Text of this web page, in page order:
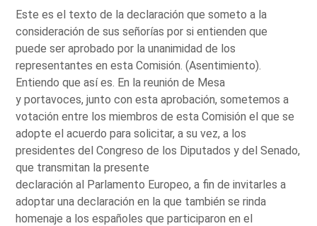
Este es el texto de la declaración que someto a la
consideración de sus señorías por si entienden que
puede ser aprobado por la unanimidad de los
representantes en esta Comisión. (Asentimiento).
Entiendo que así es. En la reunión de Mesa
y portavoces, junto con esta aprobación, sometemos a
votación entre los miembros de esta Comisión el que se
adopte el acuerdo para solicitar, a su vez, a los
presidentes del Congreso de los Diputados y del Senado,
que transmitan la presente
declaración al Parlamento Europeo, a fin de invitarles a
adoptar una declaración en la que también se rinda
homenaje a los españoles que participaron en el